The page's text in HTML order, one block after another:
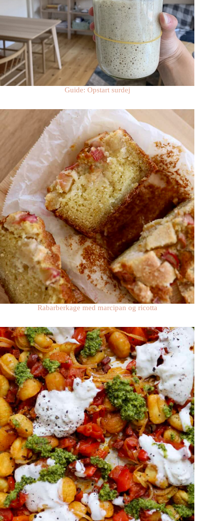
Guide: Opstart surdej
Rabarberkage med marcipan og ricotta